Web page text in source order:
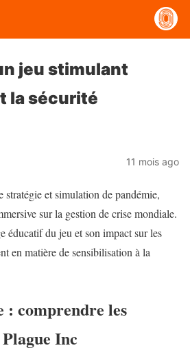
jeu stimulant
la sécurité
11 mois ago
et simulation de pandémie,
sur la gestion de crise mondiale.
éducatif du jeu et son impact sur les
en matière de sensibilisation à la
: comprendre les
Inc